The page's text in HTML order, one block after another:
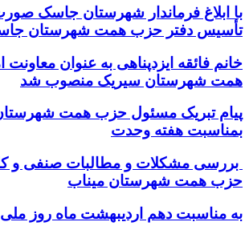
با ابلاغ فرماندار شهرستان جاسک
تأسیس دفتر حزب همت شهرستان
خانم فائقه ایزدپناهی به عنوان
همت شهرستان سیریک منصوب شد
پیام تبریک مسئول حزب همت
بمناسبت هفته وحدت
بررسی مشکلات و مطالبات صنفی و
حزب همت شهرستان میناب
به مناسبت دهم اردیبهشت ماه روز